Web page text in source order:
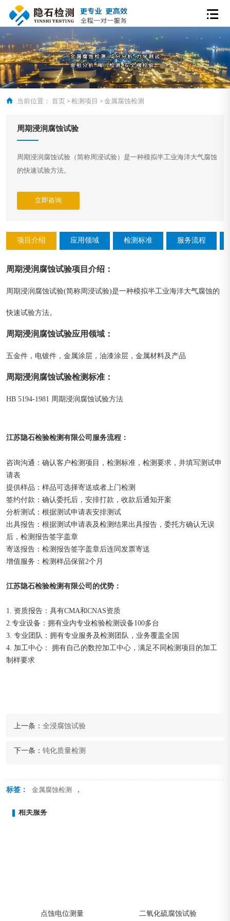
当前位置： 首页 > 检测项目 > 金属腐蚀检测
周期浸润腐蚀试验
周期浸润腐蚀试验（简称周浸试验）是一种模拟半工业海洋大气腐蚀
的快速试验方法。
立即咨询
项目介绍 应用领域 检测标准 服务流程
周期浸润腐蚀试验项目介绍 ：
周期浸润腐蚀试验(简称周浸试验)是一种模拟半工业海洋大气腐蚀的
快速试验方法。
周期浸润腐蚀试验应用领域 ：
五金件，电镀件，金属涂层，油漆涂层，金属材料及产品
周期浸润腐蚀试验检测标准 ：
HB 5194-1981 周期浸润腐蚀试验方法
江苏隐石检验检测有限公司 服务流程 ：
咨询沟通：确认客户检测项目，检测标准，检测要求，并填写测试申
请表
提供样品：样品可选择寄送或者上门检测
签约付款：确认委托后，安排打款，收款后通知开案
分析测试：根据测试申请表安排测试
出具报告：根据测试申请表及检测结果出具报告，委托方确认无误
后，检测报告签字盖章
寄送报告：检测报告签字盖章后连同发票寄送
增值服务：检测样品保留2个月
江苏隐石检验检测有限公司的优势：
1. 资质报告：具有CMA和CNAS资质
2.专业设备：拥有业内专业检验检测设备100多台
3. 专业团队：拥有专业服务及检测团队，业务覆盖全国
4. 加工中心： 拥有自己的数控加工中心，满足不同检测项目的加工
制样要求
上一条： 全浸腐蚀试验
下一条： 钝化质量检测
标签： 金属腐蚀检测 ,
相关服务
点蚀电位测量 二氧化硫腐蚀试验